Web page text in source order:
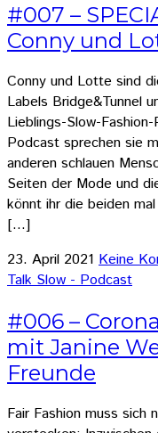
#007 –
Conny und
Conny und Lotte sind
Labels Bridge&Tunnel
Lieblings-Slow-
Podcast sprechen sie
anderen schlauen
Seiten der Mode und
könnt ihr die beiden
[…]
23. April 2021 Keine
Talk Slow - Podcast
#006 –
mit Janine
Freunde
Fair Fashion muss sich